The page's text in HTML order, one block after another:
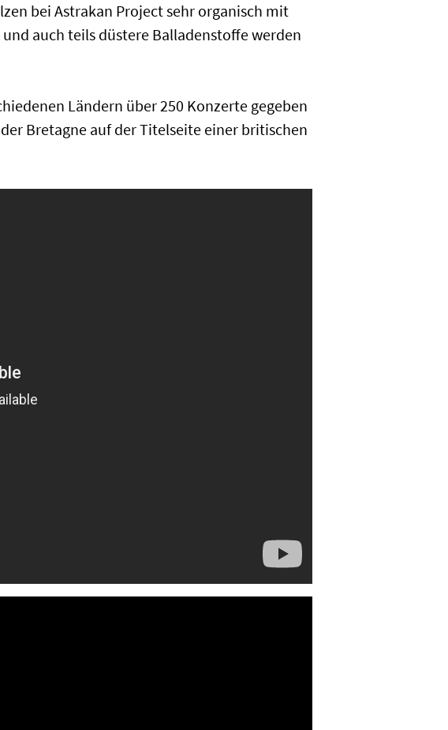
bei Astrakan Project sehr organisch mit
auch teils düstere Balladenstoffe werden
Ländern über 250 Konzerte gegeben
Bretagne auf der Titelseite einer britischen